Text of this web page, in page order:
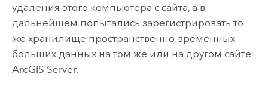
удаления этого компьютера с сайта, а в
дальнейшем попытались зарегистрировать то
же хранилище пространственно-временных
больших данных на том же или на другом сайте
ArcGIS Server.